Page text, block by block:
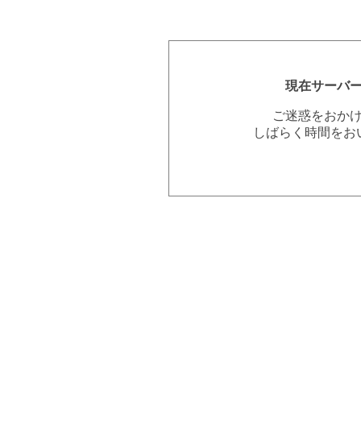
現在サーバ
ご迷惑をおか
しばらく時間を